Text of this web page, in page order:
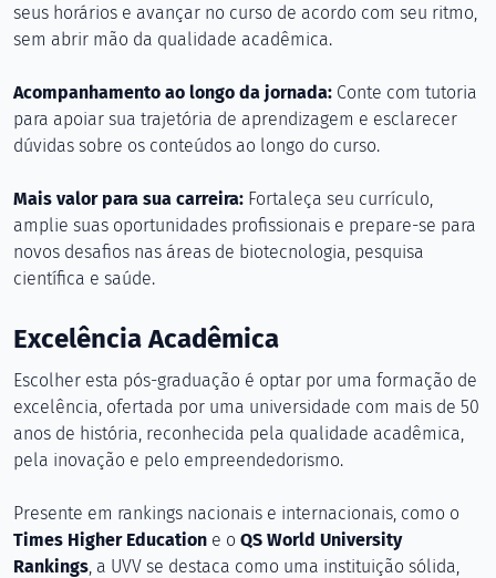
seus horários e avançar no curso de acordo com seu ritmo,
sem abrir mão da qualidade acadêmica.
Acompanhamento ao longo da jornada: Conte com tutoria
para apoiar sua trajetória de aprendizagem e esclarecer
dúvidas sobre os conteúdos ao longo do curso.
Mais valor para sua carreira: Fortaleça seu currículo,
amplie suas oportunidades profissionais e prepare-se para
novos desafios nas áreas de biotecnologia, pesquisa
científica e saúde.
Excelência Acadêmica
Escolher esta pós-graduação é optar por uma formação de
excelência, ofertada por uma universidade com mais de 50
anos de história, reconhecida pela qualidade acadêmica,
pela inovação e pelo empreendedorismo.
Presente em rankings nacionais e internacionais, como o
Times Higher Education e o QS World University
Rankings , a UVV se destaca como uma instituição sólida,